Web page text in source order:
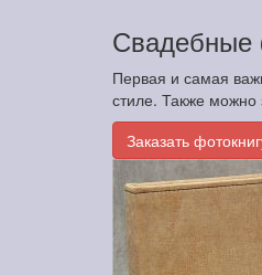
Свадебные
Первая и самая
стиле. Также можно
Заказать